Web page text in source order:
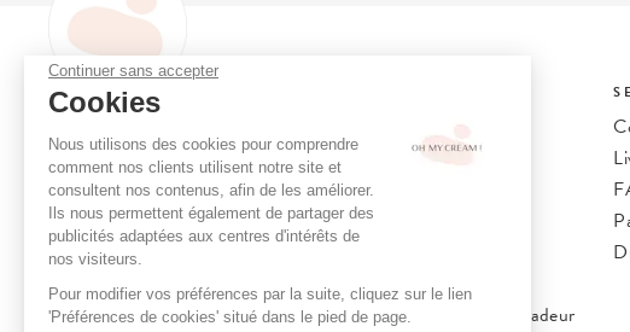
Continuer sans accepter
Cookies
Nous utilisons des cookies pour comprendre
comment nos clients utilisent notre site et
consultent nos contenus, afin de les améliorer.
Ils nous permettent également de partager des
publicités adaptées aux centres d'intérêts de
nos visiteurs.
Pour modifier vos préférences par la suite, cliquez sur le lien
'Préférences de cookies' situé dans le pied de page.
de la beauté alternative qui prend
soin de vous et de votre peau.
Programme de fidélité
Consultation en ligne
Réserver un soin
Boutiques
Cartes Cadeaux
Le Programme Ambassadeur